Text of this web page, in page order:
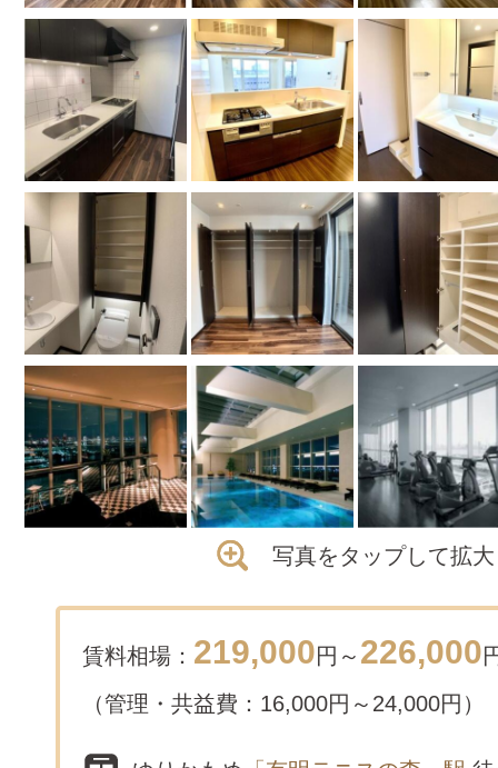
写真をタップして拡大
賃料相場： 219,000円～ 226,000
（管理・共益費：16,000円～24,000円）